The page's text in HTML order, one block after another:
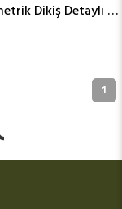
Siyah Asimetrik Dikiş Detaylı Kayık Yaka Erkek Tişört
1